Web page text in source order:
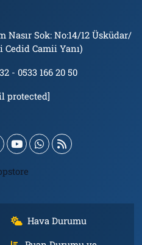
Sok: No:14/12 Üsküdar/
Camii Yanı)
- 0533 166 20 50
protected]
Hava Durumu